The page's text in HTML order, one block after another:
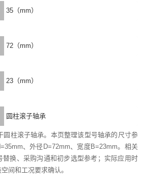
35（mm）
72（mm）
23（mm）
圆柱滚子轴承
圆柱滚子轴承。本页整理该型号轴承的尺寸参
、外径D=72mm、宽度B=23mm。相关
替换、采购沟通和初步选型参考；实际应用时
间和工况要求确认。